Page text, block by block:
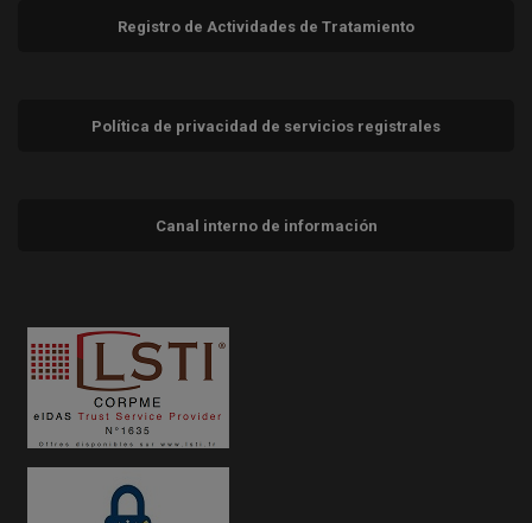
Registro de Actividades de Tratamiento
Política de privacidad de servicios registrales
Canal interno de información